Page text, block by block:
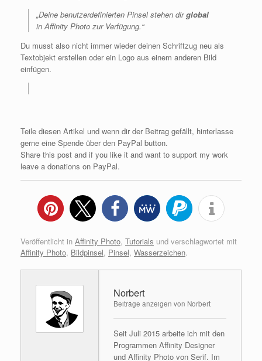
„Deine benutzerdefinierten Pinsel stehen dirglobal
in Affinity Photo zur Verfügung.“
Du musst also nicht immer wieder deinen Schriftzug neu als
Textobjekt erstellen oder ein Logo aus einem anderen Bild
einfügen.
Teile diesen Artikel und wenn dir der Beitrag gefällt, hinterlasse
gerne eine Spende über den PayPal button.
Share this post and if you like it and want to support my work
leave a donations on PayPal.
Veröffentlicht in Affinity Photo, Tutorials und verschlagwortet mit
Affinity Photo, Bildpinsel, Pinsel, Wasserzeichen.
Norbert
Beiträge anzeigen von Norbert
Seit Juli 2015 arbeite ich mit den
Programmen Affinity Designer
und Affinity Photo von Serif. Im